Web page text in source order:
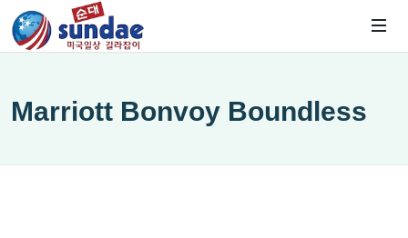
Marriott Bonvoy Boundless